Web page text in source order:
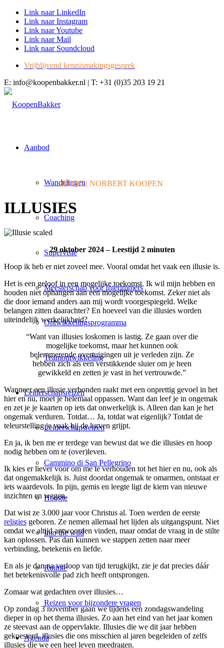
Link naar LinkedIn
Link naar Instagram
Link naar Youtube
Link naar Mail
Link naar Soundcloud
Vrijblijvend kennismakingsgesprek
E: info@koopenbakker.nl | T: +31 (0)35 203 19 21
Aanbod
Wandelingen
Coaching
Supervisie
Meesterschap voor Interimmers
Ontwikkelingsprogramma
Teamontwikkeling
Leiderschapsreizen
Leiderschapsreizen
Cammino di San Pellegrino
Hoogte
Into the wild
Ruimte
Reizen voor bijzondere vragen
Agenda
BLOG| NORBERT KOOPEN
ILLUSIES
29 oktober 2024 – Leestijd 2 minuten
Hoop ik heb er niet zoveel mee. Vooral omdat het vaak een illusie is.
Het is een geloof in een mogelijke toekomst. Ik wil mijn hebben en
houden niet ophangen aan een mogelijke toekomst. Zeker niet als
die door iemand anders aan mij wordt voorgespiegeld. Welke
belangen zitten daarachter? En hoeveel van die illusies worden
uiteindelijk werkelijkheid?
“Want van illusies loskomen is lastig. Ze gaan over die
mogelijke toekomst, maar het kunnen ook
belemmerende overtuigingen uit je verleden zijn. Ze
hebben zich als een verstikkende sluier om je heen
gewikkeld en zetten je vast in het vertrouwde.”
Wanneer een illusie verbonden raakt met een onprettig gevoel in het
hier en nu, moet je helemaal oppassen. Want dan leef je in ongemak
en zet je je kaarten op iets dat onwerkelijk is. Alleen dan kan je het
ongemak verduren. Totdat… Ja, totdat wat eigenlijk? Totdat de
teleurstelling je vaak bij de lurven grijpt.
En ja, ik ben me er terdege van bewust dat we die illusies en hoop
nodig hebben om te (over)leven.
Ik kies er liever voor om me te verhouden tot het hier en nu, ook als
dat ongemakkelijk is. Juist doordat ongemak te omarmen, ontstaat er
iets waardevols. In pijn, gemis en leegte ligt de kiem van nieuwe
inzichten en wegen.
Dat wist ze 3.000 jaar voor Christus al. Toen werden de eerste
religies geboren. Ze nemen allemaal het lijden als uitgangspunt. Niet
omdat we altijd antwoorden vinden, maar omdat de vraag in de stilte
kan oplossen. Pas dan kunnen we stappen zetten naar meer
verbinding, betekenis en liefde.
En als je dan na verloop van tijd terugkijkt, zie je dat precies dáár
het betekenisvolle pad zich heeft ontsprongen.
Zomaar wat gedachten over illusies…
Op zondag 3 november gaan we tijdens een zondagswandeling
dieper in op het thema illusies. Zo aan het eind van het jaar komen
ze steevast aan de oppervlakte. Illusies die we dit jaar hebben
gekoesterd, illusies die ons misschien al jaren begeleiden of zelfs
illusies die we een heel leven meedragen.